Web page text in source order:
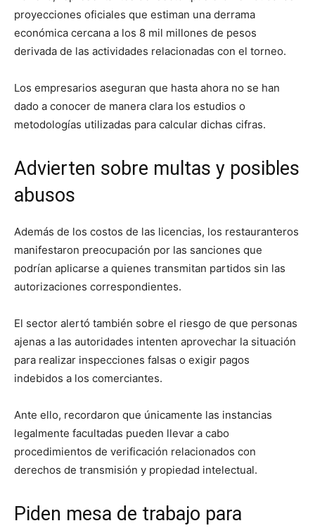
proyecciones oficiales que estiman una derrama
económica cercana a los 8 mil millones de pesos
derivada de las actividades relacionadas con el torneo.
Los empresarios aseguran que hasta ahora no se han
dado a conocer de manera clara los estudios o
metodologías utilizadas para calcular dichas cifras.
Advierten sobre multas y posibles
abusos
Además de los costos de las licencias, los restauranteros
manifestaron preocupación por las sanciones que
podrían aplicarse a quienes transmitan partidos sin las
autorizaciones correspondientes.
El sector alertó también sobre el riesgo de que personas
ajenas a las autoridades intenten aprovechar la situación
para realizar inspecciones falsas o exigir pagos
indebidos a los comerciantes.
Ante ello, recordaron que únicamente las instancias
legalmente facultadas pueden llevar a cabo
procedimientos de verificación relacionados con
derechos de transmisión y propiedad intelectual.
Piden mesa de trabajo para